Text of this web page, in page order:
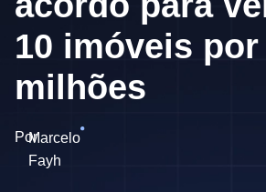
10 imóveis por
milhões
PorMarcelo
Fayh